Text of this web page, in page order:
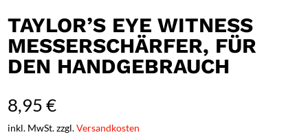
TAYLOR’S EYE WITNESS
MESSERSCHÄRFER, FÜR
DEN HANDGEBRAUCH
8,95€
inkl. MwSt. zzgl.Versandkosten